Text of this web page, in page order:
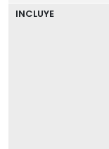
INCLUYE